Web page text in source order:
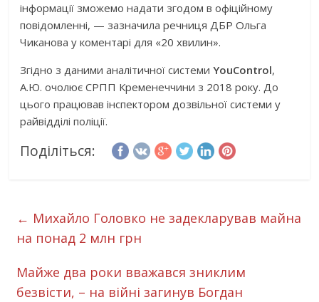
інформації зможемо надати згодом в офіційному
повідомленні, — зазначила речниця ДБР Ольга
Чиканова у коментарі для «20 хвилин».
Згідно з даними аналітичної системиYouControl,
А.Ю. очолює СРПП Кременеччини з 2018 року. До
цього працював інспектором дозвільної системи у
райвідділі поліції.
Поділіться:
← Михайло Головко не задекларував майна
на понад 2 млн грн
Майже два роки вважався зниклим
безвісти, – на війні загинув Богдан